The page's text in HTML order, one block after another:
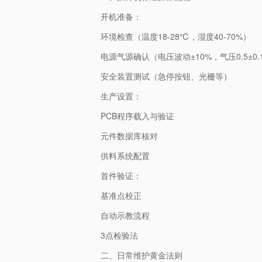
开机准备：
环境检查（温度18-28℃，湿度40-70%）
电源气源确认（电压波动±10%，气压
安全装置测试（急停按钮、光栅等）
生产设置：
PCB程序载入与验证
元件数据库核对
供料系统配置
首件验证：
基准点校正
自动示教流程
3点检验法
二、日常维护黄金法则